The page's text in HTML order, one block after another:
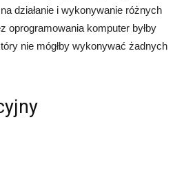
działanie i wykonywanie różnych
oprogramowania komputer byłby
nie mógłby wykonywać żadnych